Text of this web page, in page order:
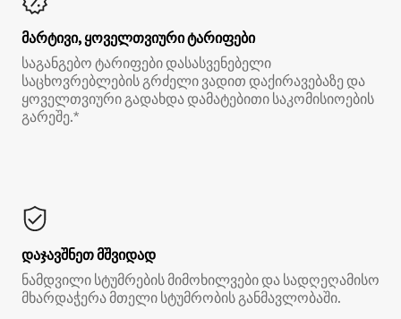
მარტივი, ყოველთვიური ტარიფები
საგანგებო ტარიფები დასასვენებელი
საცხოვრებლების გრძელი ვადით დაქირავებაზე და
ყოველთვიური გადახდა დამატებითი საკომისიოების
გარეშე.*
დაჯავშნეთ მშვიდად
ნამდვილი სტუმრების მიმოხილვები და სადღეღამისო
მხარდაჭერა მთელი სტუმრობის განმავლობაში.